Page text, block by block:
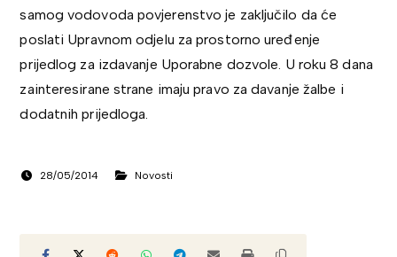
samog vodovoda povjerenstvo je zaključilo da će
poslati Upravnom odjelu za prostorno uređenje
prijedlog za izdavanje Uporabne dozvole. U roku 8 dana
zainteresirane strane imaju pravo za davanje žalbe i
dodatnih prijedloga.
28/05/2014 Novosti